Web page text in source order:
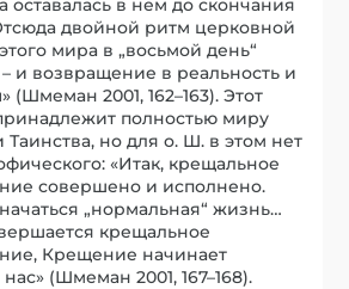
оставалась в нем до скончания
двойной ритм церковной
мира в „восьмой день“
и возвращение в реальность и
2001, 162–163). Этот
полностью миру
Таинства, но для о. Ш. в этом нет
«Итак, крещальное
совершено и исполнено.
„нормальная“ жизнь…
крещальное
Крещение начинает
нас» (Шмеман 2001, 167–168).